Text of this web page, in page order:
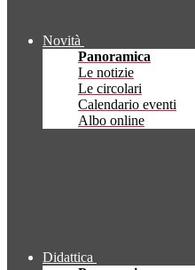
Novità
Panoramica
Le notizie
Le circolari
Calendario eventi
Albo online
Didattica